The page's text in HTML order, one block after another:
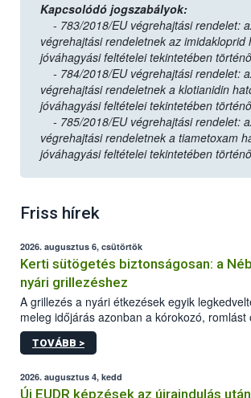
Kapcsolódó jogszabályok:
- 783/2018/EU végrehajtási rendelet:
végrehajtási rendeletnek az imidakloprid
jóváhagyási feltételei tekintetében
- 784/2018/EU végrehajtási rendelet:
végrehajtási rendeletnek a klotianidin
jóváhagyási feltételei tekintetében
- 785/2018/EU végrehajtási rendelet:
végrehajtási rendeletnek a tiametoxam
jóváhagyási feltételei tekintetében
Friss hírek
2026. augusztus 6, csütörtök
Kerti sütögetés biztonságosan: a
nyári grillezéshez
A grillezés a nyári étkezések egyik
meleg időjárás azonban a kórokozó, romlást
gyorsabb szaporodásának is kedvez. A
ezért nem csupán a megfelelő sütési
higiéniai szabályok betartása, a megfelelő
maradékok szakszerű tárolása. A Nemzeti
TOVÁBB >
2026. augusztus 4, kedd
Új EUDR képzések az újraindulás után